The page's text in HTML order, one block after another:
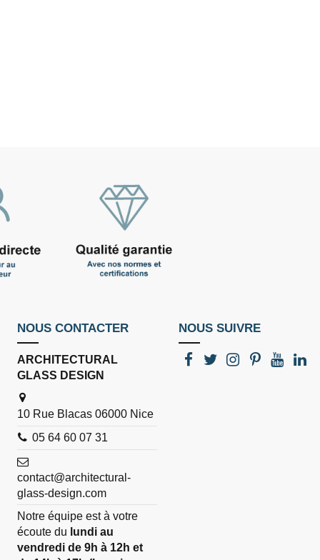
NOUS CONTACTER
ARCHITECTURAL
GLASS DESIGN
10 Rue Blacas 06000 Nice
05 64 60 07 31
contact@architectural-
glass-design.com
Notre équipe est à votre
écoute du lundi au
vendredi de 9h à 12h et
NOUS SUIVRE